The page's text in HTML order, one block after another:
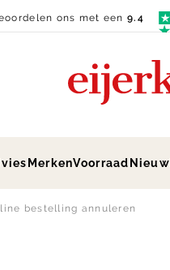
ons met een9.4
MerkenVoorraad Nieuw
bestelling annuleren